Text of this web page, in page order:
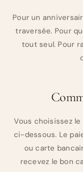
Pour un
traversée. Pour
tout seul. Pour
Vous choisissez
ci-dessous. Le
ou carte
recevez le bon